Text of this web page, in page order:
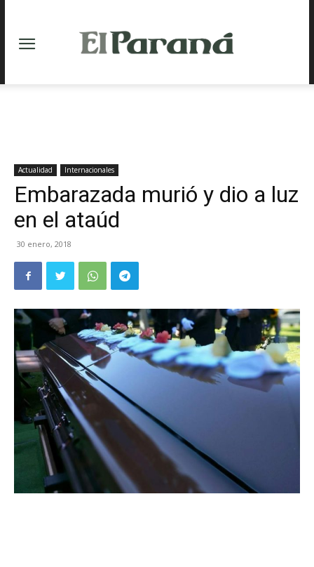
Actualidad Internacionales
Embarazada murió y dio a luz
en el ataúd
30 enero, 2018